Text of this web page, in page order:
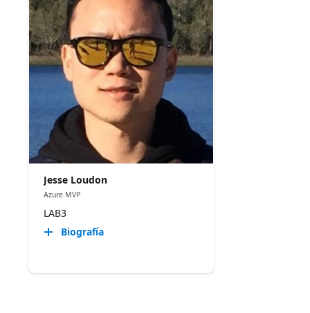
Jesse Loudon
Azure MVP
LAB3
Biografía